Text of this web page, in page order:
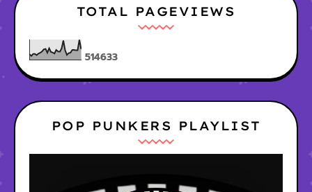
TOTAL PAGEVIEWS
514633
POP PUNKERS PLAYLIST